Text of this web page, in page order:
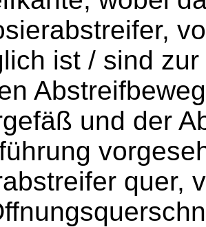
ist / sind
und der
quer,